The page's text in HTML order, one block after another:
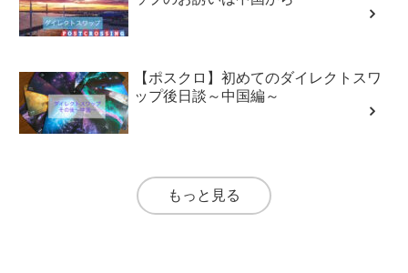
【ポスクロ】初めてのダイレクトスワ
ップ後日談～中国編～
もっと見る